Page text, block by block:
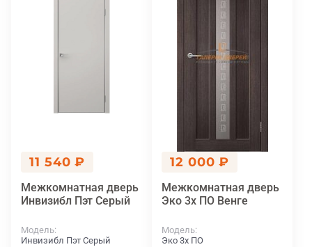
11 540 ₽
Межкомнатная дверь
Инвизибл Пэт Серый
Модель
Инвизибл Пэт Серый
12 000 ₽
Межкомнатная дверь
Эко 3х ПО Венге
Модель
Эко 3х ПО